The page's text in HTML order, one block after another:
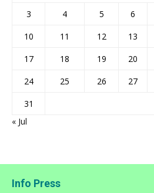
3
4 5 6
10
11 12 13
17
18 19 20
24
25 26 27
31
« Jul
Info Press